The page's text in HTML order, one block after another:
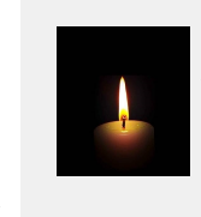
pentru
subtitlu